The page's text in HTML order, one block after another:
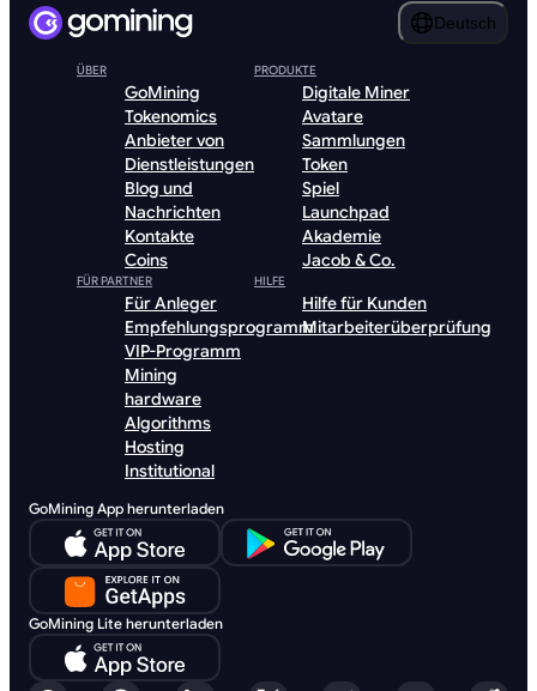
Deutsch
ÜBER
GoMining
Tokenomics
Anbieter von
Dienstleistungen
Blog und
Nachrichten
Kontakte
Coins
PRODUKTE
Digitale Miner
Avatare
Sammlungen
Token
Spiel
Launchpad
Akademie
Jacob & Co.
FÜR PARTNER
Für Anleger
Empfehlungsprogramm
VIP-Programm
Mining
hardware
Algorithms
Hosting
Institutional
HILFE
Hilfe für Kunden
Mitarbeiterüberprüfung
GoMining App herunterladen
GoMining Lite herunterladen